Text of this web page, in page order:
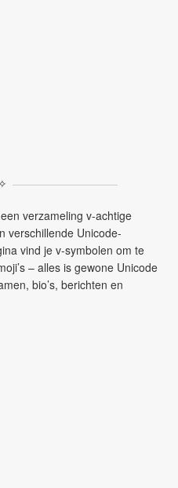
verzameling v-achtige
verschillende Unicode-
vind je v-symbolen om te
– alles is gewone Unicode
bio’s, berichten en